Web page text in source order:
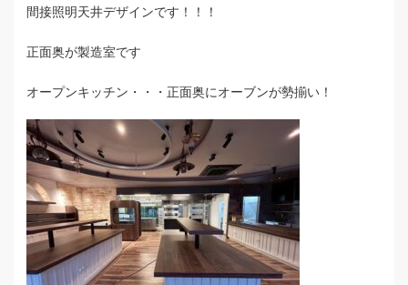
間接照明天井デザインです！！！
正面奥が製造室です
オープンキッチン・・・正面奥にオーブンが勢揃い！